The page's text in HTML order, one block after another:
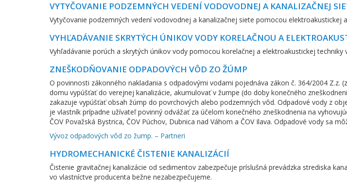
VYTYČOVANIE PODZEMNÝCH VEDENÍ VODOVODNEJ A KANALIZAČNEJ
Vytyčovanie podzemných vedení vodovodnej a kanalizačnej siete pomocou elektroakustickej
VYHĽADÁVANIE SKRYTÝCH ÚNIKOV VODY KORELAČNOU A
Vyhľadávanie porúch a skrytých únikov vody pomocou korelačnej a elektroakustickej techniky
ZNEŠKODŇOVANIE ODPADOVÝCH VÔD ZO ŽÚMP
O povinnosti zákonného nakladania s odpadovými vodami pojednáva zákon č. 364/2004
domu vypúšťať do verejnej kanalizácie, akumulovať v žumpe (do doby konečného
zakazuje vypúšťať obsah žúmp do povrchových alebo podzemných vôd. Odpadové vody z
je vlastník prípadne užívateľ povinný odvážať za účelom konečného zneškodnenia na
ČOV Považská Bystrica, ČOV Púchov, Dubnica nad Váhom a ČOV Ilava. Odpadové vody sa
Vývoz odpadových vôd zo žump. – Partneri
HYDROMECHANICKÉ ČISTENIE KANALIZÁCIÍ
Čistenie gravitačnej kanalizácie od sedimentov zabezpečuje príslušná prevádzka strediska
vo vlastníctve producenta bežne nezabezpečujeme.